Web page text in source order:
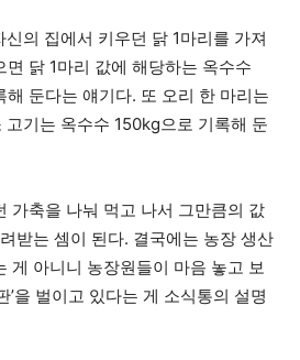
의 집에서 키우던 닭 1마리를 가져
닭 1마리 값에 해당하는 옥수수
둔다는 얘기다. 또 오리 한 마리는
기는 옥수수 150kg으로 기록해 둔
가축을 나눠 먹고 나서 그만큼의 값
받는 셈이 된다. 결국에는 농장 생산
게 아니니 농장원들이 마음 놓고 보
’을 벌이고 있다는 게 소식통의 설명